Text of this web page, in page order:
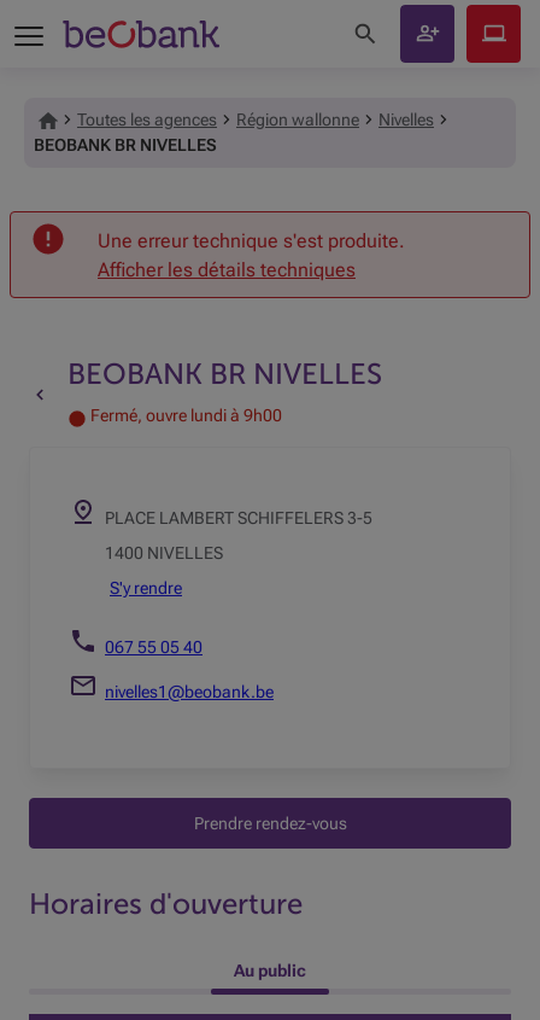
Accueil
Toutes les agences Région wallonne
Nivelles
BEOBANK BR NIVELLES
Une erreur technique s'est produite.
Afficher les détails techniques
Retour vers la page précédente
BEOBANK BR NIVELLES
Fermé, ouvre lundi à 9h00
PLACE LAMBERT SCHIFFELERS 3-5
1400 NIVELLES
S'y rendre
067 55 05 40
nivelles1@beobank.be
Prendre rendez-vous
Horaires d'ouverture
Au public